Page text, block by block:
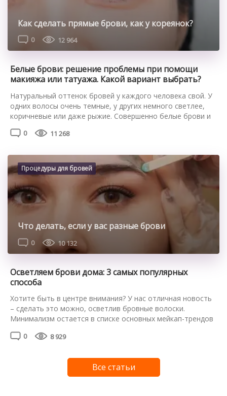
Как сделать прямые брови, как у кореянок?
0 12 964
Белые брови: решение проблемы при помощи
макияжа или татуажа. Какой вариант выбрать?
Натуральный оттенок бровей у каждого человека свой. У
одних волосы очень темные, у других немного светлее,
коричневые или даже рыжие. Совершенно белые брови и
ресницы – это большая редкость, но все же такой
феномен встречается. Если у вас такая же проблема,
фишкой, а кто-то пытается сделать брови […]
0 11 268
Процедуры для бровей
Что делать, если у вас разные брови
0 10 132
Осветляем брови дома: 3 самых популярных
способа
Хотите быть в центре внимания? У нас отличная новость
– сделать это можно, осветлив бровные волоски.
Минимализм остается в списке основных мейкап-трендов
инструментов. Визажисты снова делают ставку на игру
желтизной брови гармонируют с фарфоровой кожей и
0 8 929
Все статьи